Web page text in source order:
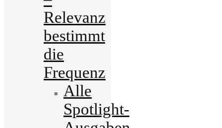
Relevanz
bestimmt
die
Frequenz
Alle
Spotlight-